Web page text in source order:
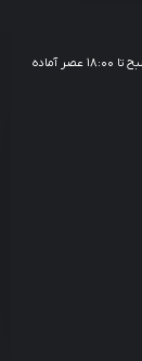
مدیریت روابط عمومی فروشگاه روبان قرمز از ساعت ۸:۳۰ صبح تا ۱۸:۰۰ عصر آماده